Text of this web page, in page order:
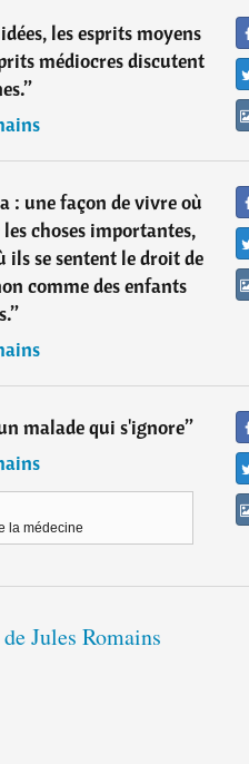
les esprits moyens
médiocres discutent
”
: une façon de vivre où
choses importantes,
ils se sentent le droit de
comme des enfants
”
malade qui s'ignore”
la médecine
Jules Romains